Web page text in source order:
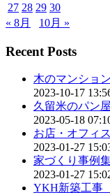
27 28 29 30
« 8月
10月 »
Recent Posts
木のマンショ
2023-10-17
久留米のパン
2023-05-18
お店・オフィ
2023-01-27
家づくり事例
2023-01-27
YKH新築工事